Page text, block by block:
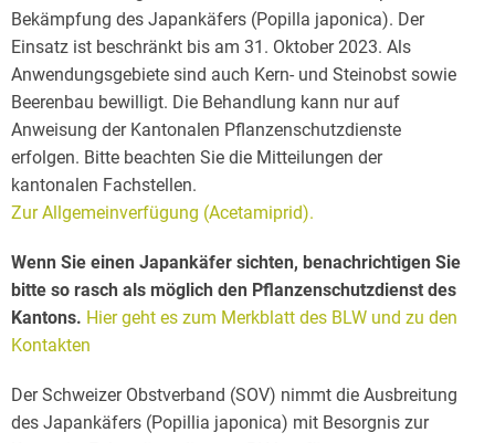
Bekämpfung des Japankäfers (Popilla japonica). Der
Einsatz ist beschränkt bis am 31. Oktober 2023. Als
Anwendungsgebiete sind auch Kern- und Steinobst sowie
Beerenbau bewilligt. Die Behandlung kann nur auf
Anweisung der Kantonalen Pflanzenschutzdienste
erfolgen. Bitte beachten Sie die Mitteilungen der
kantonalen Fachstellen.
Zur Allgemeinverfügung (Acetamiprid).
Wenn Sie einen Japankäfer sichten, benachrichtigen Sie
bitte so rasch als möglich den Pflanzenschutzdienst des
Kantons. Hier geht es zum Merkblatt des BLW und zu den
Kontakten
Der Schweizer Obstverband (SOV) nimmt die Ausbreitung
des Japankäfers (Popillia japonica) mit Besorgnis zur